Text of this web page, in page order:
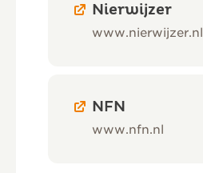
Nierwijzer
www.nierwijzer.nl
NFN
www.nfn.nl